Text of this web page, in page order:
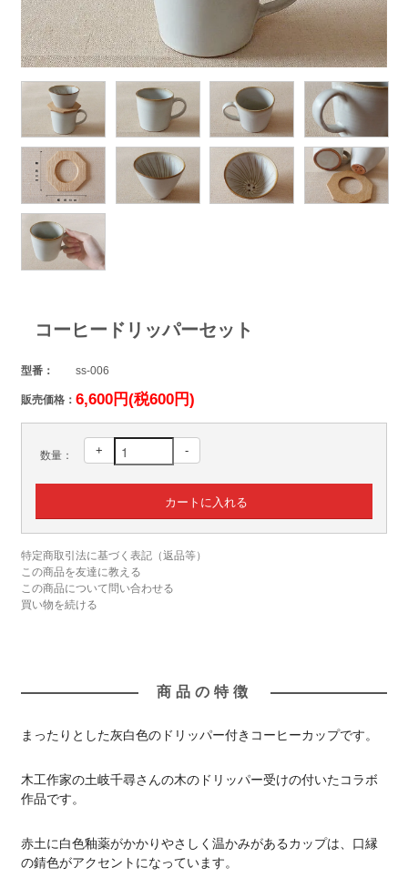
コーヒードリッパーセット
型番： ss-006
販売価格： 6,600円(税600円)
数量： + -
特定商取引法に基づく表記（返品等）
この商品を友達に教える
この商品について問い合わせる
買い物を続ける
商品の特徴
まったりとした灰白色のドリッパー付きコーヒーカップです。
木工作家の土岐千尋さんの木のドリッパー受けの付いたコラボ
作品です。
赤土に白色釉薬がかかりやさしく温かみがあるカップは、口縁
の錆色がアクセントになっています。